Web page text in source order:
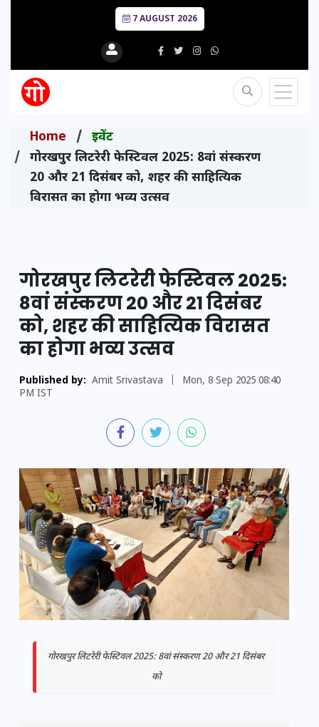
7 AUGUST 2026
Home
इवेंट
गोरखपुर लिटरेरी फेस्टिवल 2025: 8वां संस्करण
20 और 21 दिसंबर को, शहर की साहित्यिक
विरासत का होगा भव्य उत्सव
गोरखपुर लिटरेरी फेस्टिवल 2025:
8वां संस्करण 20 और 21 दिसंबर
को, शहर की साहित्यिक विरासत
का होगा भव्य उत्सव
Published by: Amit Srivastava
Mon, 8 Sep 2025 08:40
PM IST
गोरखपुर लिटरेरी फेस्टिवल 2025: 8वां संस्करण 20 और 21 दिसंबर
को